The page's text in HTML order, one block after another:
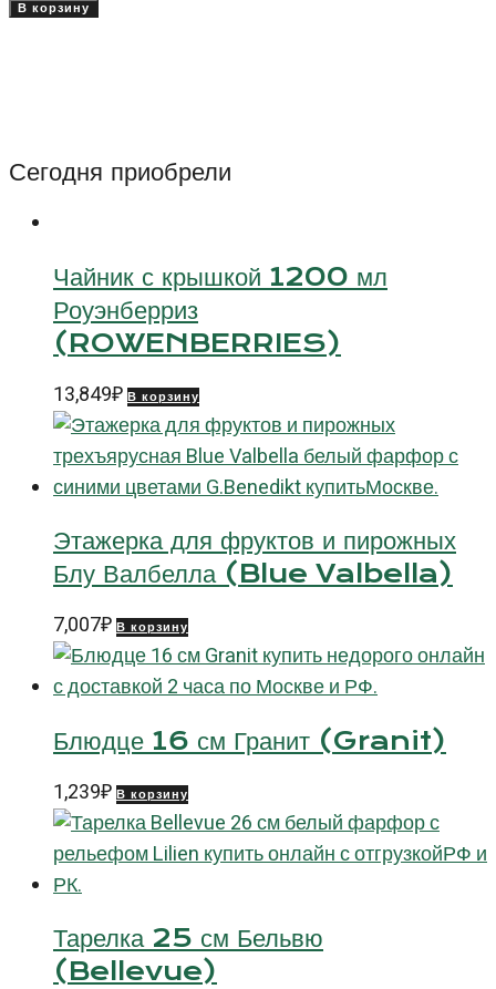
Ретро
(Retro)
В корзину
Сегодня приобрели
Чайник с крышкой 1200 мл
Роуэнберриз
(ROWENBERRIES)
13,849₽ В корзину
Этажерка для фруктов и пирожных
Блу Валбелла (Blue Valbella)
7,007₽ В корзину
Блюдце 16 см Гранит (Granit)
1,239₽ В корзину
Тарелка 25 см Бельвю
(Bellevue)